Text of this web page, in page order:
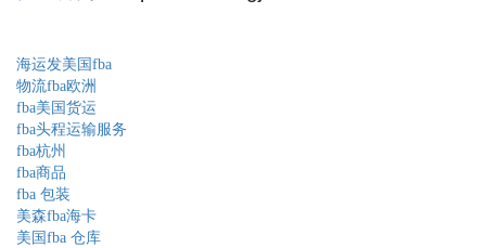
海运发美国fba
物流fba欧洲
fba美国货运
fba头程运输服务
fba杭州
fba商品
fba 包装
美森fba海卡
美国fba 仓库